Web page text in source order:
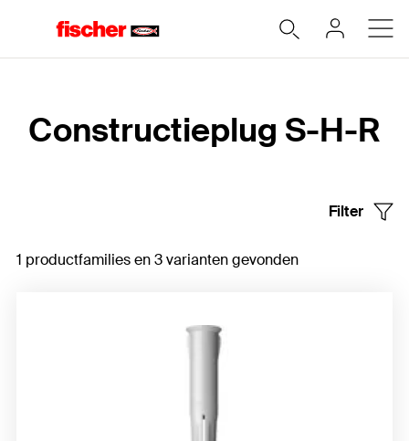
Constructieplug S-H-R
Filter
1 productfamilies en 3 varianten gevonden